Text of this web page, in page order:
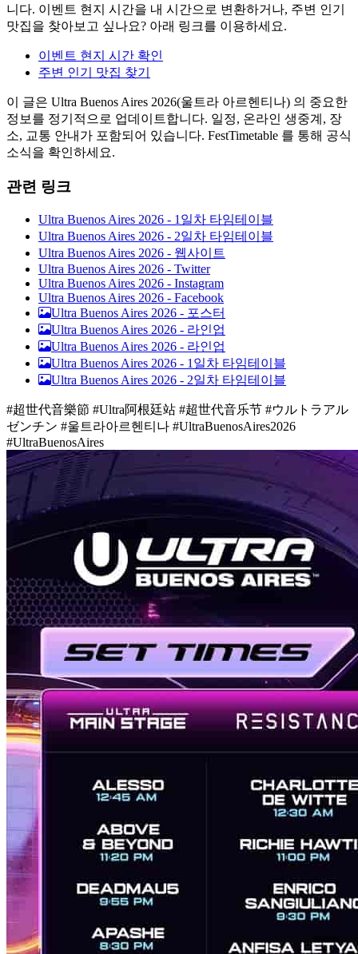
니다. 이벤트 현지 시간을 내 시간으로 변환하거나, 주변 인기
맛집을 찾아보고 싶나요? 아래 링크를 이용하세요.
이벤트 현지 시간 확인
주변 인기 맛집 찾기
이 글은 Ultra Buenos Aires 2026(울트라 아르헨티나) 의 중요한
정보를 정기적으로 업데이트합니다. 일정, 온라인 생중계, 장
소, 교통 안내가 포함되어 있습니다. FestTimetable 를 통해 공식
소식을 확인하세요.
관련 링크
Ultra Buenos Aires 2026 - 1일차 타임테이블
Ultra Buenos Aires 2026 - 2일차 타임테이블
Ultra Buenos Aires 2026 - 웹사이트
Ultra Buenos Aires 2026 - Twitter
Ultra Buenos Aires 2026 - Instagram
Ultra Buenos Aires 2026 - Facebook
Ultra Buenos Aires 2026 - 포스터
Ultra Buenos Aires 2026 - 라인업
Ultra Buenos Aires 2026 - 라인업
Ultra Buenos Aires 2026 - 1일차 타임테이블
Ultra Buenos Aires 2026 - 2일차 타임테이블
#超世代音樂節 #Ultra阿根廷站 #超世代音乐节 #ウルトラアル
ゼンチン #울트라아르헨티나 #UltraBuenosAires2026
#UltraBuenosAires